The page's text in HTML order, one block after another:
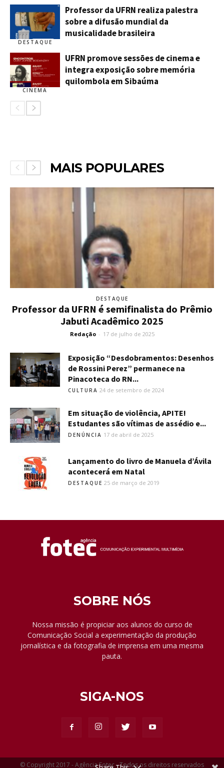
DESTAQUE
Professor da UFRN realiza palestra
sobre a difusão mundial da
musicalidade brasileira
CINEMA
UFRN promove sessões de cinema e
integra exposição sobre memória
quilombola em Sibaúma
MAIS POPULARES
DESTAQUE
Professor da UFRN é semifinalista do Prêmio
Jabuti Acadêmico 2025
Redação - 17 de julho de 2025
Exposição “Desdobramentos: Desenhos
de Rossini Perez” permanece na
Pinacoteca do RN...
CULTURA 24 de setembro de 2024
Em situação de violência, APITE!
Estudantes são vítimas de assédio e...
DENÚNCIA 17 de abril de 2025
Lançamento do livro de Manuela d’Ávila
acontecerá em Natal
DESTAQUE 25 de março de 2019
SOBRE NÓS
Nossa missão é propiciar aos alunos do curso de
Comunicação Social a experimentação da produção
jornalística e da fotografia de imprensa em uma mesma
pauta.
SIGA-NOS
© Copyright 2017 - Agência Fotec - Todos os direitos reservados